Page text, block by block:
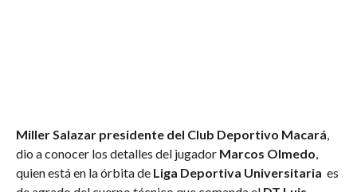
Miller Salazar presidente del Club Deportivo Macará,
dio a conocer los detalles del jugador Marcos Olmedo,
quien está en la órbita de Liga Deportiva Universitaria es